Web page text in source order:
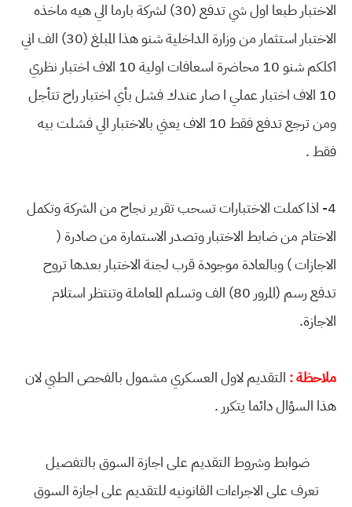
الاختبار طبعا اول شي تدفع (30) لشركة بارما الي هيه ماخذه
الاختبار استثمار من وزارة الداخلية شنو هذا المبلغ (30) الف اني
اكلكم شنو 10 محاضرة اسعافات اولية 10 الاف اختبار نظري
10 الاف اختبار عملي ا صار عندك فشل بأي اختبار راح تتأجل
ومن ترجع تدفع فقط 10 الاف يعني بالاختبار الي فشلت بيه
فقط .
4- اذا كملت الاختبارات تسحب تقرير نجاح من الشركة وتكمل
الاختام من ضابط الاختبار وتصدر الاستمارة من صادرة (
الاجازات ) وبالعادة موجودة قرب لجنة الاختبار بعدها تروح
تدفع رسم (المرور 80) الف وتسلم المعاملة وتنتظر استلام
الاجازة.
ملاحظة : التقديم لاول العسكري مشمول بالفحص الطبي لان
هذا السؤال دائما يتكرر .
ضوابط وشروط التقديم على اجازة السوق بالتفصيل
تعرف على الاجراءات القانونيه للتقديم على اجازة السوق